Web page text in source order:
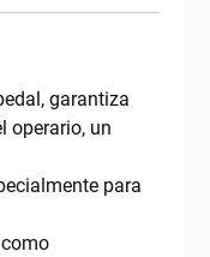
garantiza
operario, un
para